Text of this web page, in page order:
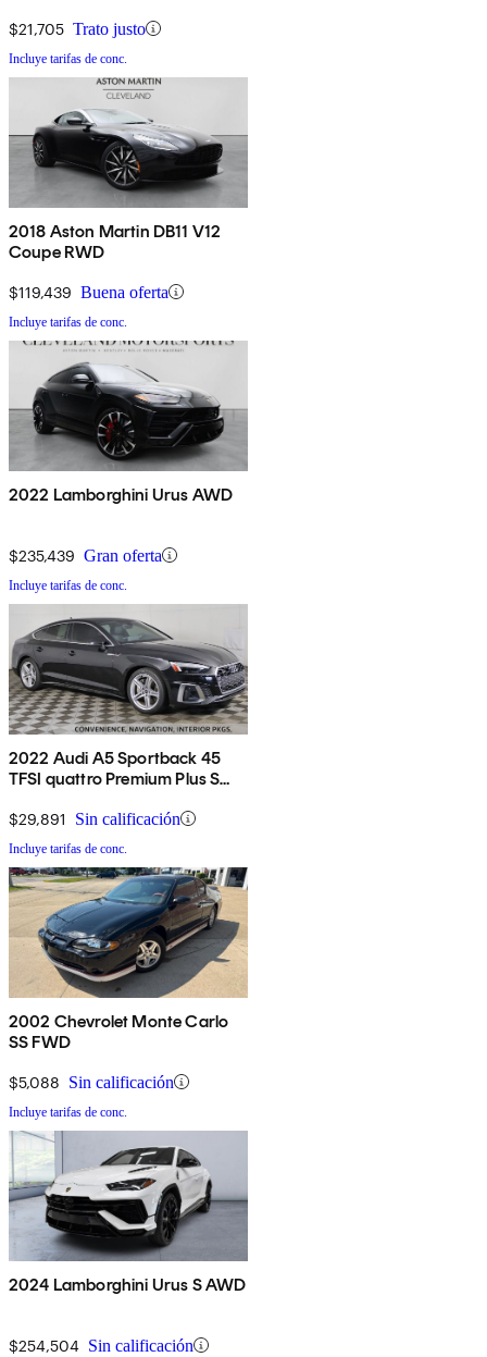
$21,705 Trato justo
Incluye tarifas de conc.
2018 Aston Martin DB11 V12
Coupe RWD
$119,439 Buena oferta
Incluye tarifas de conc.
2022 Lamborghini Urus AWD
$235,439 Gran oferta
Incluye tarifas de conc.
2022 Audi A5 Sportback 45
TFSI quattro Premium Plus S
$29,891 Sin calificación
Incluye tarifas de conc.
2002 Chevrolet Monte Carlo
SS FWD
$5,088 Sin calificación
Incluye tarifas de conc.
2024 Lamborghini Urus S AWD
$254,504 Sin calificación